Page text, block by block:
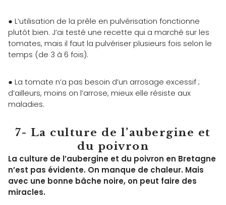
● L’utilisation de la prêle en pulvérisation fonctionne
plutôt bien. J’ai testé une recette qui a marché sur les
tomates, mais il faut la pulvériser plusieurs fois selon le
temps (de 3 à 6 fois).
● La tomate n’a pas besoin d’un arrosage excessif ;
d’ailleurs, moins on l’arrose, mieux elle résiste aux
maladies.
7- La culture de l’aubergine et
du poivron
La culture de l’aubergine et du poivron en Bretagne
n’est pas évidente. On manque de chaleur. Mais
avec une bonne bâche noire, on peut faire des
miracles.